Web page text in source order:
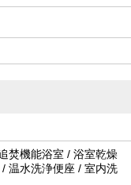
焚機能浴室 / 浴室乾燥
温水洗浄便座 / 室内洗